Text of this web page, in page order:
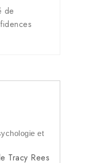
de
et
Tracy Rees